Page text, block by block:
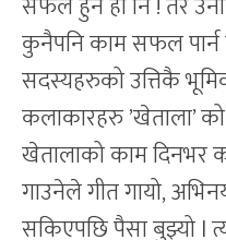
कुनैपनि काम सफल पार्न
सदस्यहरुको उत्तिकै
कलाकारहरु ’खेताला’
खेतालाको काम दिनभर
गाउनेले गीत गायो,
सकिएपछि पैसा बुझ्यो